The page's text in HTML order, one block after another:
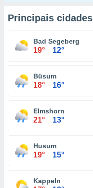
Principais cidades
Bad Segeberg
19° 12°
Büsum
18° 16°
Elmshorn
21° 13°
Husum
19° 15°
Kappeln